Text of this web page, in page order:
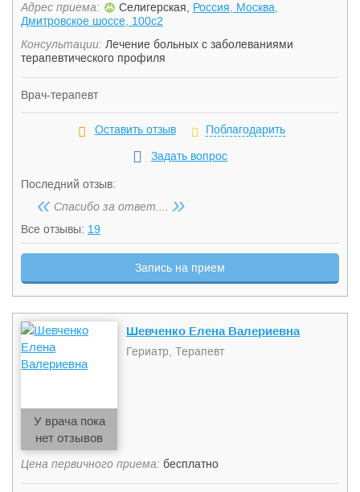
Адрес приема:
Селигерская, Россия, Москва,
Дмитровское шоссе, 100с2
Консультации: Лечение больных с заболеваниями
терапевтического профиля
Врач-терапевт
Оставить отзыв Поблагодарить
Задать вопрос
Последний отзыв:
« Спасибо за ответ.... »
Все отзывы: 19
Запись на прием
У врача пока
нет отзывов
Шевченко Елена Валериевна
Гериатр, Терапевт
Цена первичного приема: бесплатно